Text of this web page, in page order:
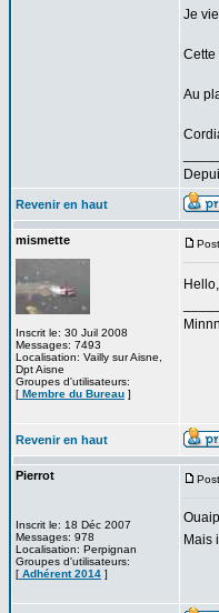
Je
Cette
Au
Revenir en haut
mismette
Inscrit le: 30 Juil 2008
Messages: 7493
Localisation: Vailly sur Aisne,
Dpt Aisne
Groupes d'utilisateurs:
[ Membre du Bureau ]
Revenir en haut
Pierrot
Inscrit le: 18 Déc 2007
Messages: 978
Localisation: Perpignan
Groupes d'utilisateurs:
[ Adhérent 2014 ]
Mais